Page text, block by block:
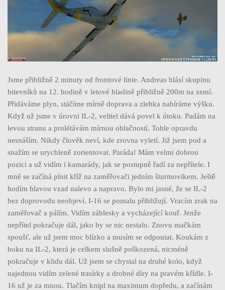
Jsme přibližně 2 minuty od frontové linie. Andreas hlásí skupinu
bitevníků na 12. hodině v letové hladině přibližně 200m na zemí.
Přidáváme plyn, stáčíme mírně doprava a zlehka nabíráme výšku.
Když už jsme v úrovni IL-2, velitel dává povel k útoku. Padám na
levou stranu a prolétávám mírnou oblačností. Tohle opravdu
nesnáším. Nikdy člověk neví, kde zrovna vyletí. Již jsem pod a
snažím se urychleně zorientovat. Paráda! Mám velmi dobrou
pozici a už vidím i kamarády, jak se postupně řadí za nepřítele. I
mně se začíná plnit kříž na zaměřovači jedním šturmovikem. Ještě
hodím hlavou vzad nalevo a napravo. Bylo mi jasné, že se IL-2
bez doprovodu neobjeví. I-16 se pomalu přibližují. Vracím zrak na
zaměřovač a pálím. Vidím záblesky a vycházející kouř. Jenže
nepřítel pokračuje dál, jako by se nic nestalo. Znovu mačkám
spoušť, ale už jsem moc blízko a musím se odpoutat. Koukám z
boku na IL-2, která je celkem slušně poškozená, nicméně
pokračuje v klidu dál. Už jsem se chystal na druhé kolo, když
najednou vidím zelené trasírky a drobné díry na pravém křídle. I-
16 už je za mnou. Tlačím knipl na maximum dopředu, a začínám